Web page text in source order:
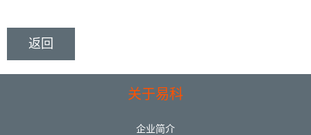
返回
关于易科
企业简介